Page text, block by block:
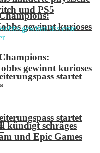
gewinnt kurioses
startet
kündigt schräges
und Epic Games
und PS5
gewinnt kurioses
startet